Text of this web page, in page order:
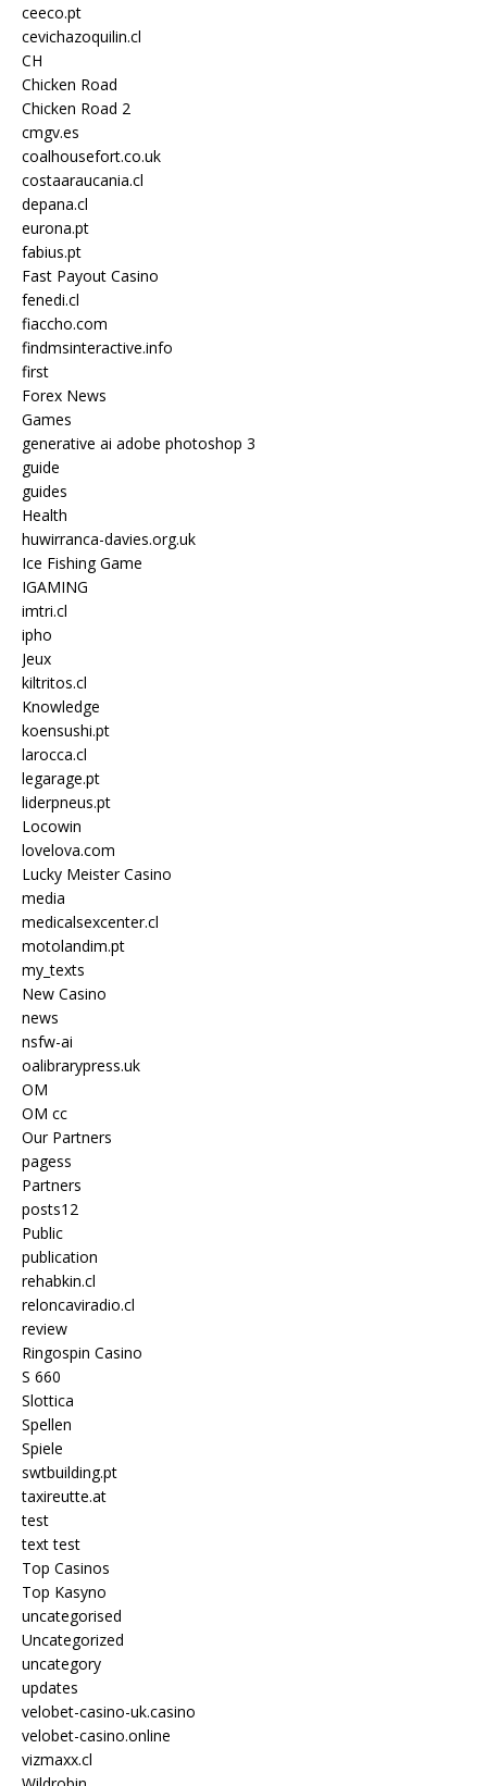
ceeco.pt
cevichazoquilin.cl
CH
Chicken Road
Chicken Road 2
cmgv.es
coalhousefort.co.uk
costaaraucania.cl
depana.cl
eurona.pt
fabius.pt
Fast Payout Casino
fenedi.cl
fiaccho.com
findmsinteractive.info
first
Forex News
Games
generative ai adobe photoshop 3
guide
guides
Health
huwirranca-davies.org.uk
Ice Fishing Game
IGAMING
imtri.cl
ipho
Jeux
kiltritos.cl
Knowledge
koensushi.pt
larocca.cl
legarage.pt
liderpneus.pt
Locowin
lovelova.com
Lucky Meister Casino
media
medicalsexcenter.cl
motolandim.pt
my_texts
New Casino
news
nsfw-ai
oalibrarypress.uk
OM
OM cc
Our Partners
pagess
Partners
posts12
Public
publication
rehabkin.cl
reloncaviradio.cl
review
Ringospin Casino
S 660
Slottica
Spellen
Spiele
swtbuilding.pt
taxireutte.at
test
text test
Top Casinos
Top Kasyno
uncategorised
Uncategorized
uncategory
updates
velobet-casino-uk.casino
velobet-casino.online
vizmaxx.cl